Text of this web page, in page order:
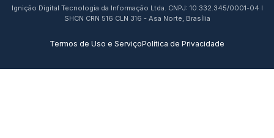
Ignição Digital Tecnologia da Informação Ltda. CNPJ: 10.332.345/0001-04 I
SHCN CRN 516 CLN 316 - Asa Norte, Brasília
Termos de Uso e ServiçoPolítica de Privacidade